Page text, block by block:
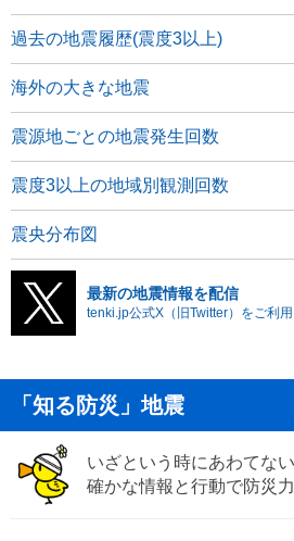
過去の地震履歴(震度3以上)
海外の大きな地震
震源地ごとの地震発生回数
震度3以上の地域別観測回数
震央分布図
最新の地震情報を配信
tenki.jp公式X（旧Twitter）をご利用
「知る防災」地震
いざという時にあわてな
確かな情報と行動で防災